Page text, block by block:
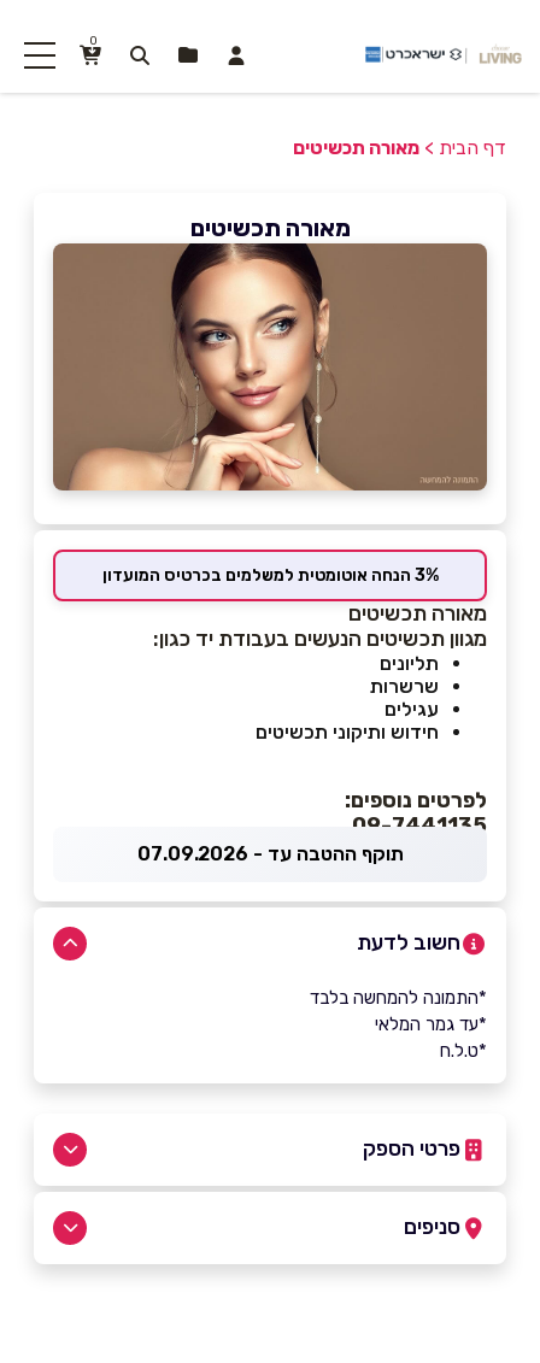
0
דף הבית > מאורה תכשיטים
מאורה תכשיטים
3% הנחה אוטומטית למשלמים בכרטיס המועדון
מאורה תכשיטים
מגוון תכשיטים הנעשים בעבודת יד כגון:
תליונים
שרשרות
עגילים
חידוש ותיקוני תכשיטים
לפרטים נוספים:
09-7441135
תוקף ההטבה עד - 07.09.2026
חשוב לדעת
*התמונה להמחשה בלבד
*עד גמר המלאי
*ט.ל.ח
פרטי הספק
סניפים